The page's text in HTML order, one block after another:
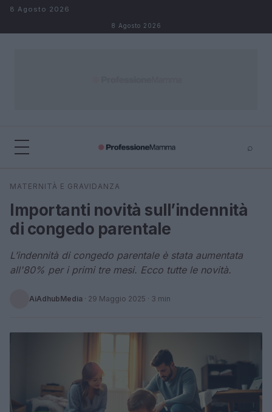
Salta al contenuto
8 Agosto 2026
8 Agosto 2026
⌕
Cerca
MATERNITÀ E GRAVIDANZA
Importanti novità sull’indennità
di congedo parentale
L’indennità di congedo parentale è stata aumentata
all'80% per i primi tre mesi. Ecco tutte le novità.
AiAdhubMedia · 29 Maggio 2025 · 3 min